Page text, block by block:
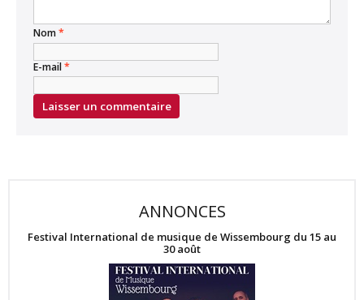
Nom*
E-mail*
ANNONCES
Festival International de musique de Wissembourg du 15 au
30 août